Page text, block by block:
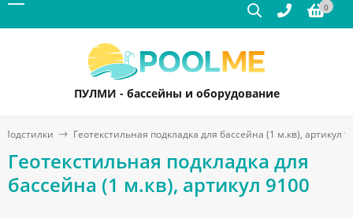
0
ПУЛМИ - бассейны и оборудование
Подстилки Геотекстильная подкладка для бассейна (1 м.кв), артикул
Геотекстильная подкладка для
бассейна (1 м.кв), артикул 9100